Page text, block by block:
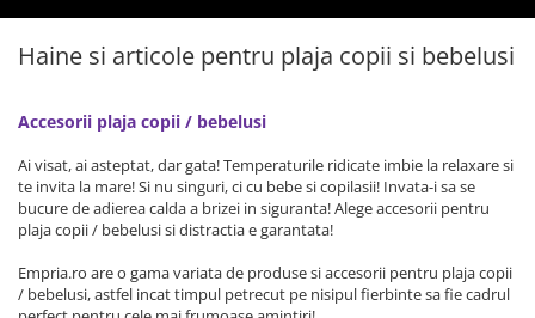
Protectii mobilier
Protectie colturi mobila copii
Sigurante pentru sertare si usi
Sigurante geamuri si usi glisante
Kituri de siguranta pentru copii si
bebelusi
Protectii casa
Haine si articole pentru plaja copii si bebelusi
Accesorii plaja copii / bebelusi
Ai visat, ai asteptat, dar gata! Temperaturile ridicate imbie la relaxare si
te invita la mare! Si nu singuri, ci cu bebe si copilasii! Invata-i sa se
bucure de adierea calda a brizei in siguranta! Alege accesorii pentru
plaja copii / bebelusi si distractia e garantata!
Empria.ro are o gama variata de produse si accesorii pentru plaja copii
/ bebelusi, astfel incat timpul petrecut pe nisipul fierbinte sa fie cadrul